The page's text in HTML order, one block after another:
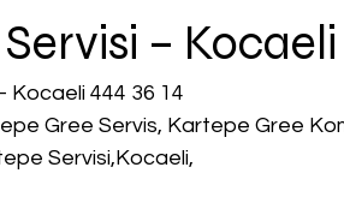
– Kocaeli
Kocaeli 444 36 14
Gree Servis, Kartepe Gree
Servisi,Kocaeli,